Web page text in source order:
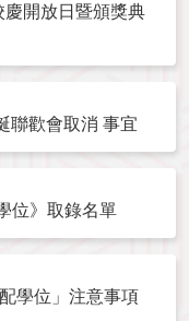
開放日暨頒獎典
聯歡會取消 事宜
位》取錄名單
學位」注意事項